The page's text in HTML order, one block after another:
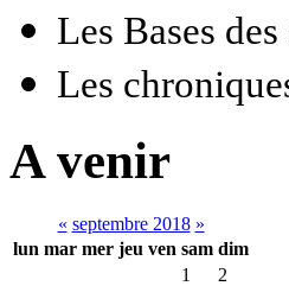
Les Bases
Les
A venir
« septembre 2018 »
lun mar mer jeu ven sam dim
1
2